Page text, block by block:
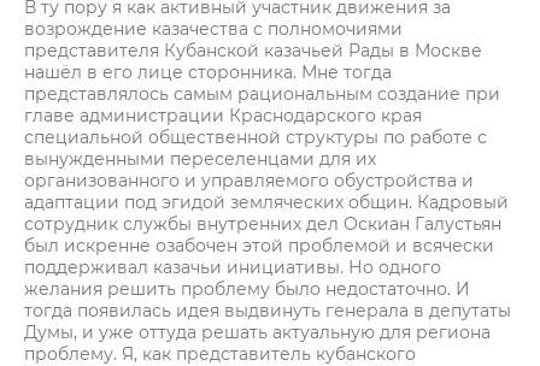
В ту пору я как активный участник движения за
возрождение казачества с полномочиями
представителя Кубанской казачьей Рады в Москве
нашёл в его лице сторонника. Мне тогда
представлялось самым рациональным создание при
главе администрации Краснодарского края
специальной общественной структуры по работе с
вынужденными переселенцами для их
организованного и управляемого обустройства и
адаптации под эгидой земляческих общин. Кадровый
сотрудник службы внутренних дел Оскиан Галустьян
был искренне озабочен этой проблемой и всячески
поддерживал казачьи инициативы. Но одного
желания решить проблему было недостаточно. И
тогда появилась идея выдвинуть генерала в депутаты
Думы, и уже оттуда решать актуальную для региона
проблему. Я, как представитель кубанского